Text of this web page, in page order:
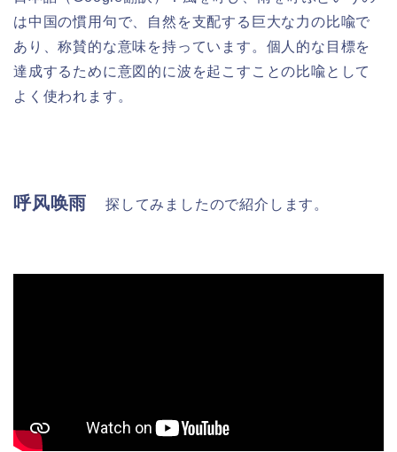
は中国の慣用句で、自然を支配する巨大な力の比喩で
あり、称賛的な意味を持っています。個人的な目標を
達成するために意図的に波を起こすことの比喩として
よく使われます。
呼风唤雨 探してみましたので紹介します。